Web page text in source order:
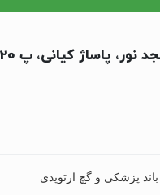
نور، پاساژ کیانی، پ 20
باند پزشکی و گچ ارتوپدی